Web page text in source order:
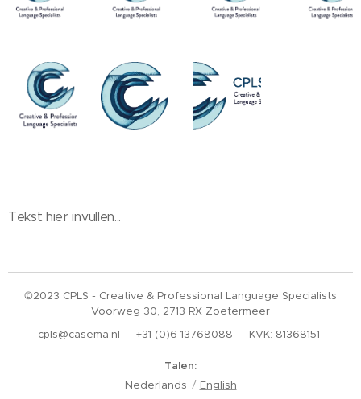
Tekst hier invullen...
©2023 CPLS - Creative & Professional Language Specialists
Voorweg 30, 2713 RX Zoetermeer
cpls@casema.nl +31 (0)6 13768088 KVK: 81368151
Talen
Nederlands
English